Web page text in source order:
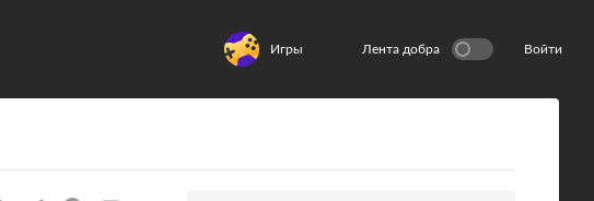
Игры Лента добра Войти